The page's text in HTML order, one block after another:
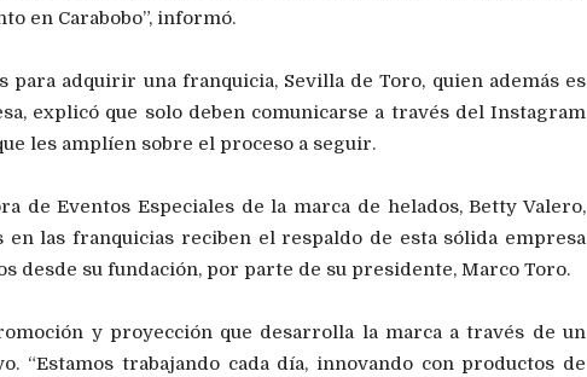
en Carabobo”, informó.
para adquirir una franquicia, Sevilla de Toro, quien además es
explicó que solo deben comunicarse a través del Instagram
les amplíen sobre el proceso a seguir.
de Eventos Especiales de la marca de helados, Betty Valero,
en las franquicias reciben el respaldo de esta sólida empresa
desde su fundación, por parte de su presidente, Marco Toro.
y proyección que desarrolla la marca a través de un
“Estamos trabajando cada día, innovando con productos de